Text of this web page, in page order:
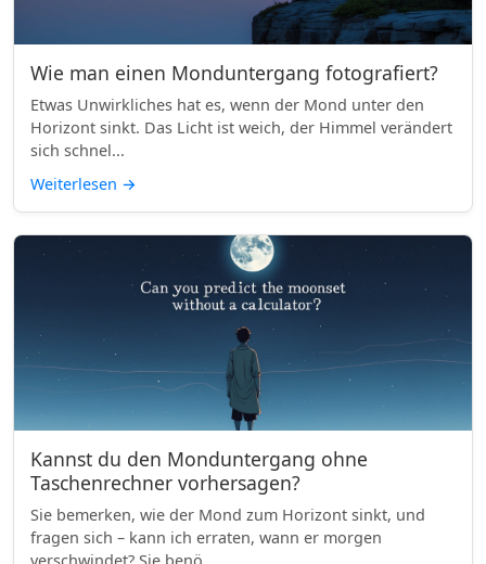
Wie man einen Monduntergang fotografiert?
Etwas Unwirkliches hat es, wenn der Mond unter den
Horizont sinkt. Das Licht ist weich, der Himmel verändert
sich schnel...
Weiterlesen →
Kannst du den Monduntergang ohne
Taschenrechner vorhersagen?
Sie bemerken, wie der Mond zum Horizont sinkt, und
fragen sich – kann ich erraten, wann er morgen